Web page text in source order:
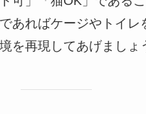
あればケージやトイレ
を再現してあげましょ